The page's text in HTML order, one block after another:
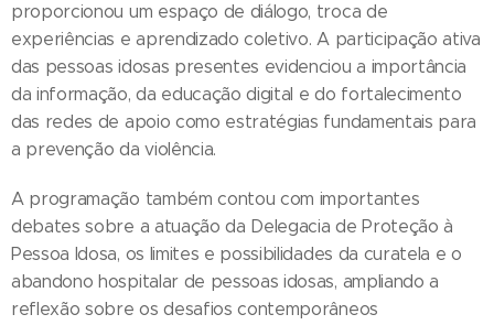
proporcionou um espaço de diálogo, troca de
experiências e aprendizado coletivo. A participação ativa
das pessoas idosas presentes evidenciou a importância
da informação, da educação digital e do fortalecimento
das redes de apoio como estratégias fundamentais para
a prevenção da violência.
A programação também contou com importantes
debates sobre a atuação da Delegacia de Proteção à
Pessoa Idosa, os limites e possibilidades da curatela e o
abandono hospitalar de pessoas idosas, ampliando a
reflexão sobre os desafios contemporâneos